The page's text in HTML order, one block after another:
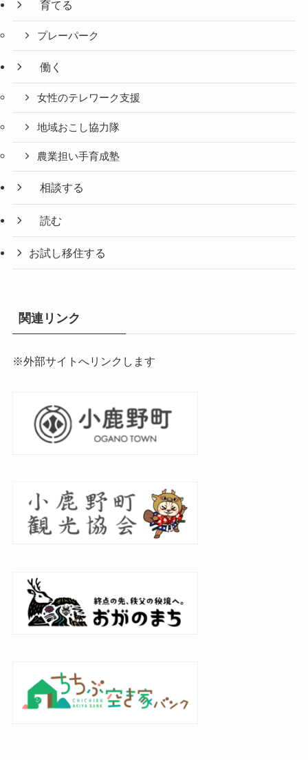
育てる
プレーパーク
働く
女性のテレワーク支援
地域おこし協力隊
農業担い手育成塾
相談する
読む
お試し移住する
関連リンク
※外部サイトへリンクします